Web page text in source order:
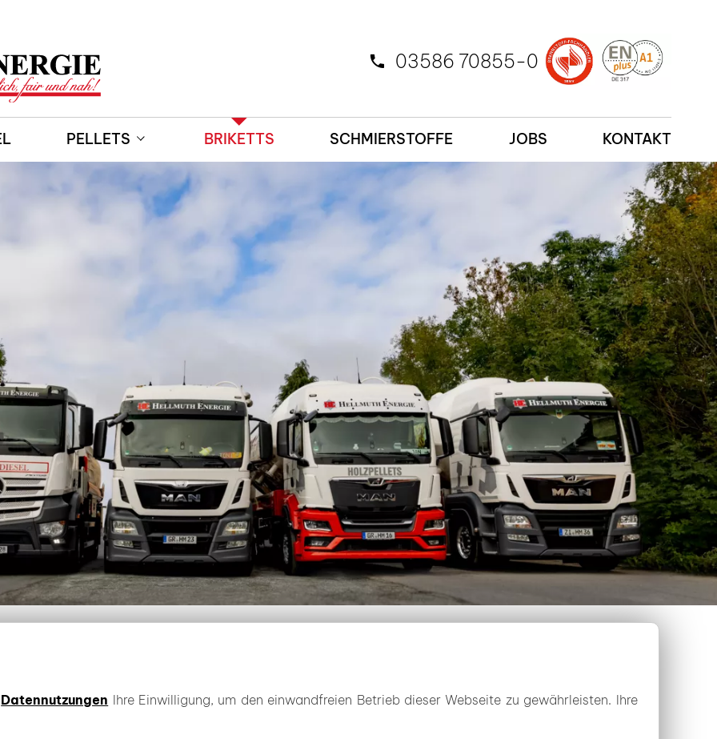
03586 70855-0
PELLETS
Preisrechner Holzpellets
BRIKETTS SCHMIERSTOFFE JOBS KONTAKT
LIEFERUNG BEI ZWICKAU
Datennutzungen Ihre Einwilligung, um den einwandfreien Betrieb dieser Webseite zu gewährleisten. Ihre